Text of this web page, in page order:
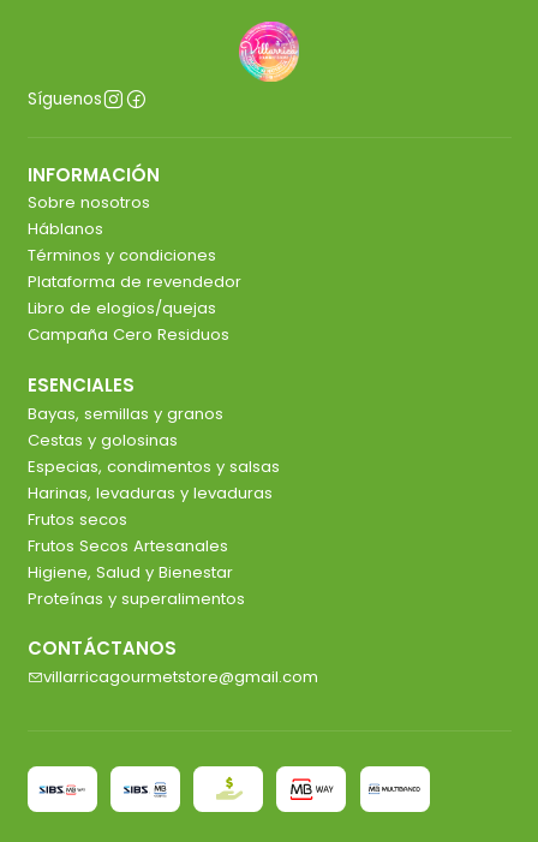
Síguenos
INFORMACIÓN
Sobre nosotros
Háblanos
Términos y condiciones
Plataforma de revendedor
Libro de elogios/quejas
Campaña Cero Residuos
ESENCIALES
Bayas, semillas y granos
Cestas y golosinas
Especias, condimentos y salsas
Harinas, levaduras y levaduras
Frutos secos
Frutos Secos Artesanales
Higiene, Salud y Bienestar
Proteínas y superalimentos
CONTÁCTANOS
villarricagourmetstore@gmail.com